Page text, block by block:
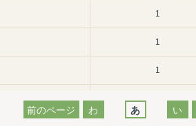
1
1
1
前のページ わ あ い